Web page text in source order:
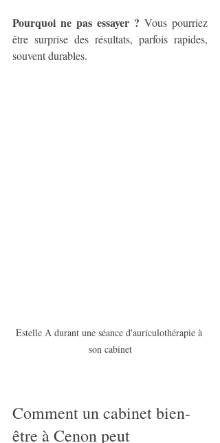
Pourquoi ne pas essayer ? Vous pourriez
être surprise des résultats, parfois rapides,
souvent durables.
Estelle A durant une séance d'auriculothérapie à
son cabinet
Comment un cabinet bien-
être à Cenon peut